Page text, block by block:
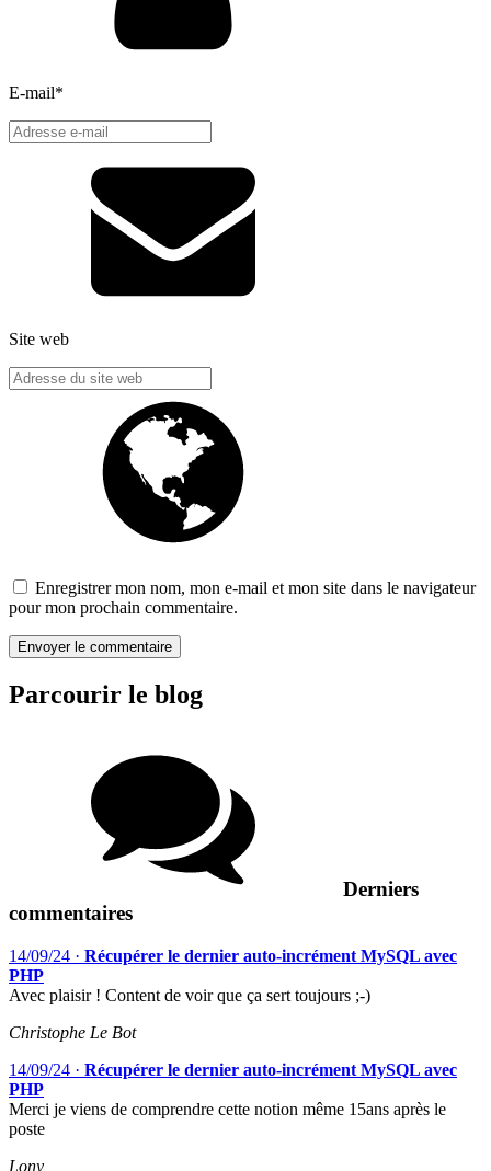
E-mail*
Site web
Enregistrer mon nom, mon e-mail et mon site dans le navigateur
pour mon prochain commentaire.
Parcourir le blog
Derniers
commentaires
14/09/24 · Récupérer le dernier auto-incrément MySQL avec
PHP
Avec plaisir ! Content de voir que ça sert toujours ;-)
Christophe Le Bot
14/09/24 · Récupérer le dernier auto-incrément MySQL avec
PHP
Merci je viens de comprendre cette notion même 15ans après le
poste
Lony